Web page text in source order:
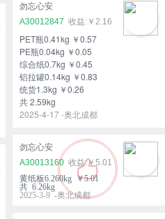
勿忘心安
A30012847
￥2.16
PET瓶0.41kg ￥0.57
PE瓶0.04kg ￥0.05
综合纸0.7kg ￥0.45
铝拉罐0.14kg ￥0.83
统货1.3kg ￥0.26
共 2.59kg
2025-4-17 -奥北成都
勿忘心安
A30013160
￥5.01
黄纸板6.260kg ￥5.01
共 6.26kg
2025-3-9 -奥北成都